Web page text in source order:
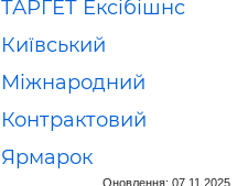
ТАРГЕТ Ексібішнс
Київський
Міжнародний
Контрактовий
Ярмарок
Оновлення: 07.11.2025